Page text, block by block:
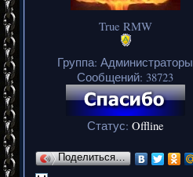
True RMW
Группа: Администраторы
Сообщений: 38723
Статус: Offline
Поделиться…